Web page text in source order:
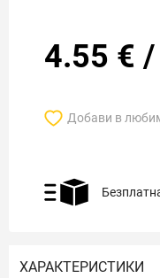
4.55 € /
Добави в
ХАРАКТЕРИСТИКИ